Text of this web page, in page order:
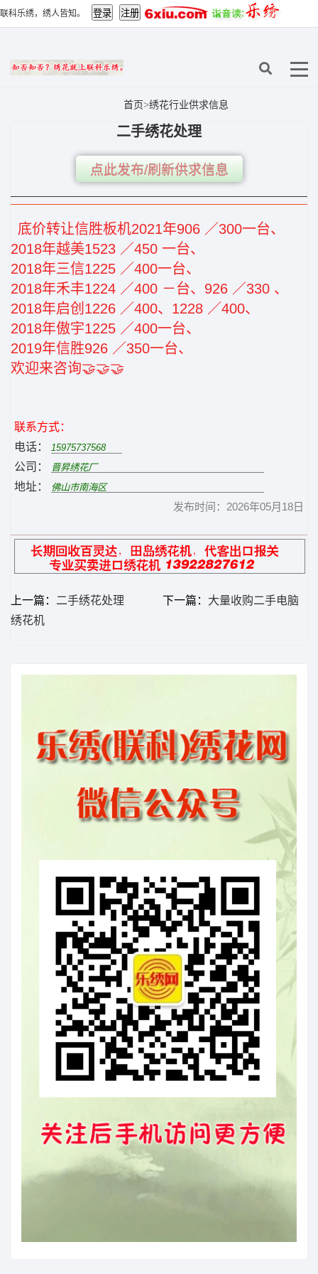
联科乐绣，绣人皆知。
首页>绣花行业供求信息
二手绣花处理
点此发布/刷新供求信息
底价转让信胜板机2021年906 ／300一台、
2018年越美1523 ／450 一台、
2018年三信1225 ／400一台、
2018年禾丰1224 ／400 －台、926 ／330 、
2018年启创1226 ／400、1228 ／400、
2018年傲宇1225 ／400一台、
2019年信胜926 ／350一台、
欢迎来咨询🤝🤝🤝
联系方式：
电话：
公司：
地址：
发布时间：2026年05月18日
上一篇： 二手绣花处理 下一篇： 大量收购二手电脑
绣花机